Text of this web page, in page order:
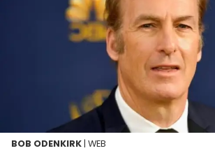
BOB ODENKIRK | WEB